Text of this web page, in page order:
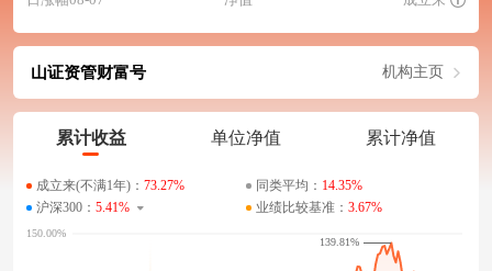
山证资管财富号 机构主页
累计收益 单位净值 累计净值
成立来(不满1年)： 73.27% 同类平均： 14.35%
沪深300： 5.41% 业绩比较基准： 3.67%
139.81%